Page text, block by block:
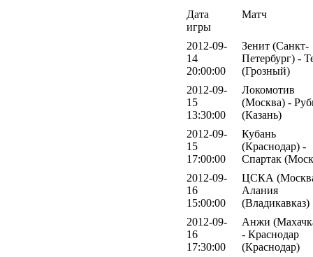
Дата
игры
Матч
2012-09-
14
20:00:00
Зенит (Санкт-
Петербург) -
(Грозный)
2012-09-
15
13:30:00
Локомотив
(Москва) -
(Казань)
2012-09-
15
17:00:00
Кубань
(Краснодар) -
Спартак
2012-09-
16
15:00:00
ЦСКА
Алания
(Владикавказ)
2012-09-
16
17:30:00
Анжи
- Краснодар
(Краснодар)